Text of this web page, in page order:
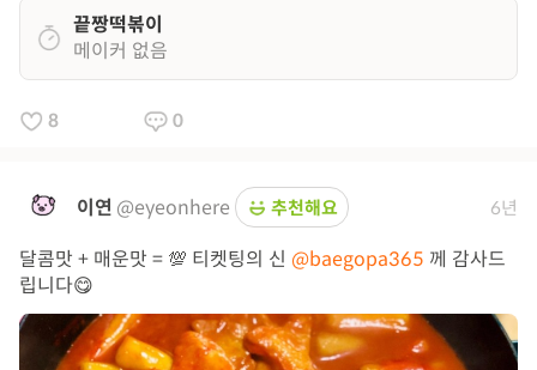
끝짱떡볶이
메이커 없음
8 0
이연 @eyeonhere 추천해요 6년
달콤맛 + 매운맛 = 💯 티켓팅의 신 @baegopa365 께 감사드
립니다😋